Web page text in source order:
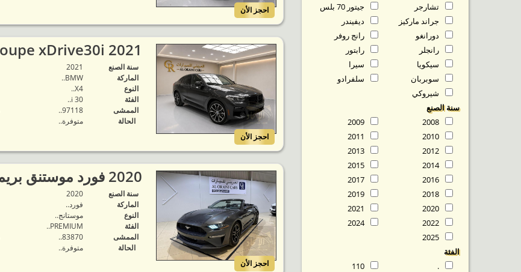
احجز الأن
2021 BMW X4 Coupe xDrive30i..
سنة الصنع
2021
الماركة
BMW..
النوع
X4..
الفئة
30 i..
الممشى
97118..
الحالة
متوفرة‬..
احجز الأن
2020 فورد موستنق بريميوم كشف..
سنة الصنع
2020
الماركة
فورد..
النوع
موستانج..
الفئة
PREMIUM..
الممشى
83870..
الحالة
متوفرة‬..
احجز الأن
تشارجر
جيتور 70 بلس
جراند ماركيز
ديفيندر
دورانغو
رانج روفر
رانجلر
رابتور
سيكويا
سيرا
سوبربان
سلفرادو
شيروكي
سنة الصنع
2014
2024
الفئة
.